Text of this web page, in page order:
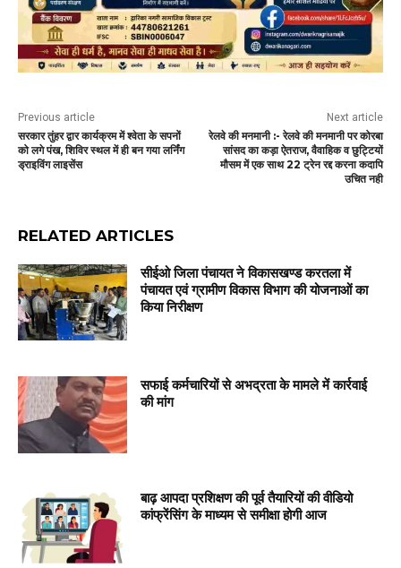
Previous article
सरकार तुंहर द्वार कार्यक्रम में श्वेता के सपनों
को लगे पंख, शिविर स्थल में ही बन गया लर्निंग
ड्राइविंग लाइसेंस
Next article
रेलवे की मनमानी :- रेलवे की मनमानी पर कोरबा
सांसद का कड़ा ऐतराज, वैवाहिक व छुट्टियों
मौसम में एक साथ 22 ट्रेन रद्द करना कदापि
उचित नही
RELATED ARTICLES
सीईओ जिला पंचायत ने विकासखण्ड करतला में
पंचायत एवं ग्रामीण विकास विभाग की योजनाओं का
किया निरीक्षण
सफाई कर्मचारियों से अभद्रता के मामले में कार्रवाई
की मांग
बाढ़ आपदा प्रशिक्षण की पूर्व तैयारियों की वीडियो
कांफ्रेंसिंग के माध्यम से समीक्षा होगी आज